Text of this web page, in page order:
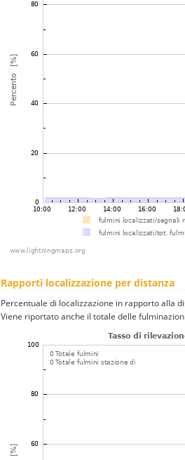
Rapporti localizzazione per distanza
Percentuale di localizzazione in rapporto alla
Viene riportato anche il totale delle